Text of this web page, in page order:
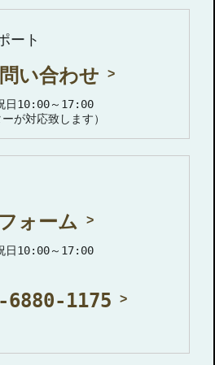
ート
い合わせ
日10:00～17:00
が対応致します）
ォーム
日10:00～17:00
6880-1175